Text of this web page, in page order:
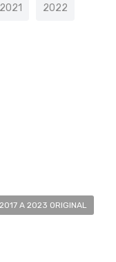
2021 2022
A 2023 ORIGINAL